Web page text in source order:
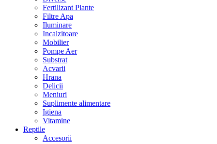
Fertilizant Plante
Filtre Apa
Iluminare
Incalzitoare
Mobilier
Pompe Aer
Substrat
Acvarii
Hrana
Delicii
Meniuri
Suplimente alimentare
Igiena
Vitamine
Reptile
Accesorii